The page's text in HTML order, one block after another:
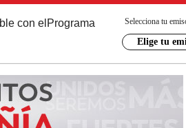
con el Programa Selecciona tu
Elige tu